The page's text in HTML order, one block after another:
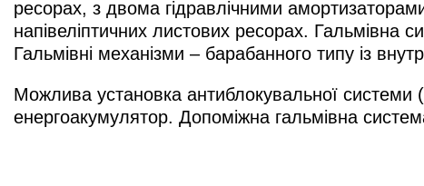
ресорах, з двома гідравлічними
напівеліптичних листових ресорах.
Гальмівні механізми – барабанного типу із
Можлива установка антиблокувальної
енергоакумулятор. Допоміжна гальмівна